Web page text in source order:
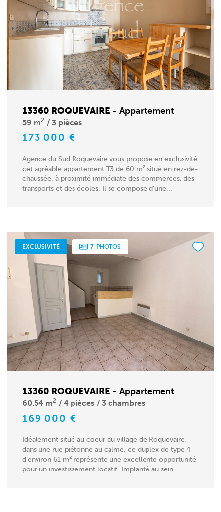
13360 ROQUEVAIRE - Appartement
59 m2 3 pièces
173 000 €
Agence du Sud Roquevaire vous propose en exclusivité
cet agréable appartement T3 de 60 m² situé en rez-de-
chaussée, à proximité immédiate des commerces, des
transports et des écoles. Il se compose d'une...
EXCLUSIVITÉ 7 PHOTOS
13360 ROQUEVAIRE - Appartement
60.54 m2 4 pièces 3 chambres
169 000 €
Idéalement situé au coeur du village de Roquevaire,
dans une rue piétonne au calme, ce duplex de type 4
d'environ 61 m² représente une excellente opportunité
pour un investissement locatif. Implanté au sein...